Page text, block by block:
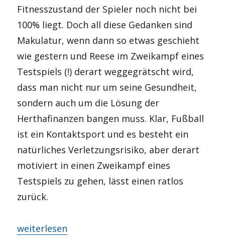
Fitnesszustand der Spieler noch nicht bei
100% liegt. Doch all diese Gedanken sind
Makulatur, wenn dann so etwas geschieht
wie gestern und Reese im Zweikampf eines
Testspiels (!) derart weggegrätscht wird,
dass man nicht nur um seine Gesundheit,
sondern auch um die Lösung der
Herthafinanzen bangen muss. Klar, Fußball
ist ein Kontaktsport und es besteht ein
natürliches Verletzungsrisiko, aber derart
motiviert in einen Zweikampf eines
Testspiels zu gehen, lässt einen ratlos
zurück.
„Zu Mantua in Banden?“
weiterlesen